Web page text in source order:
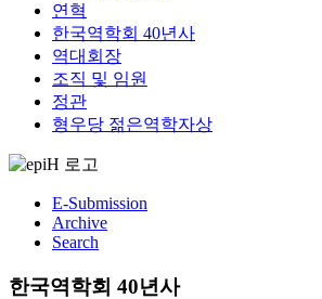
연혁
한국역학회 40년사
역대회장
조직 및 임원
정관
형우당 젊은역학자상
E-Submission
Archive
Search
한국역학회 40년사